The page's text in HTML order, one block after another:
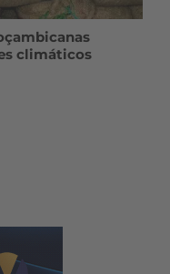
climáticos